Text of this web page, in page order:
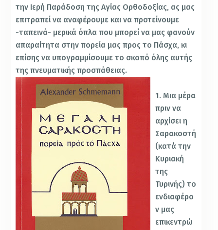
την Ιερή Παράδοση της Αγίας Ορθοδοξίας, ας μας
επιτραπεί να αναφέρουμε και να προτείνουμε
-ταπεινά- μερικά όπλα που μπορεί να μας φανούν
απαραίτητα στην πορεία μας προς το Πάσχα, κι
επίσης να υπογραμμίσουμε το σκοπό όλης αυτής
της πνευματικής προσπάθειας.
1. Μια μέρα
πριν να
αρχίσει η
Σαρακοστή
(κατά την
Κυριακή
της
Τυρινής) το
ενδιαφέρο
ν μας
επικεντρώ